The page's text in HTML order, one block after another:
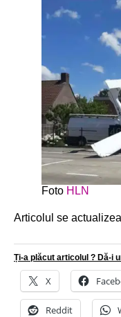
Foto HLN
Articolul se
Ți-a plăcut articolul ? Dă-i
X
Reddit